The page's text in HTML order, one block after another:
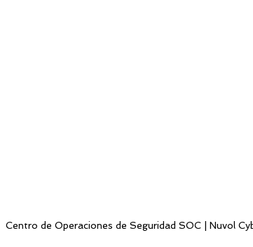
Centro de Operaciones de Seguridad SOC | Nuvol